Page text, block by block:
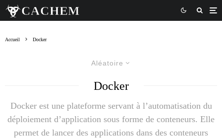
Accueil Docker
Aléatoire
Docker
Docker est une plateforme servant à l’automatisation du
déploiement d’application sous forme de conteneurs. Elle
permet de lancer des applications dans des conteneurs